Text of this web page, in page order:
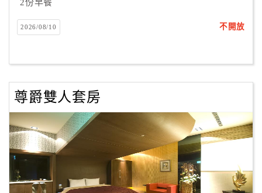
國
卡
訂
房
請
款
據
2份早餐
2026/08/10 不開放
尊爵雙人套房